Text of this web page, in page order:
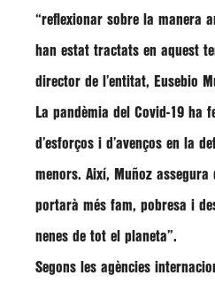
“reflexionar sobre la manera
han estat tractats en aquest
director de l’entitat, Eusebio
La pandèmia del Covid-19 ha
d’esforços i d’avenços en la
menors. Així, Muñoz assegura
portarà més fam, pobresa i
nenes de tot el planeta”.
Segons les agències